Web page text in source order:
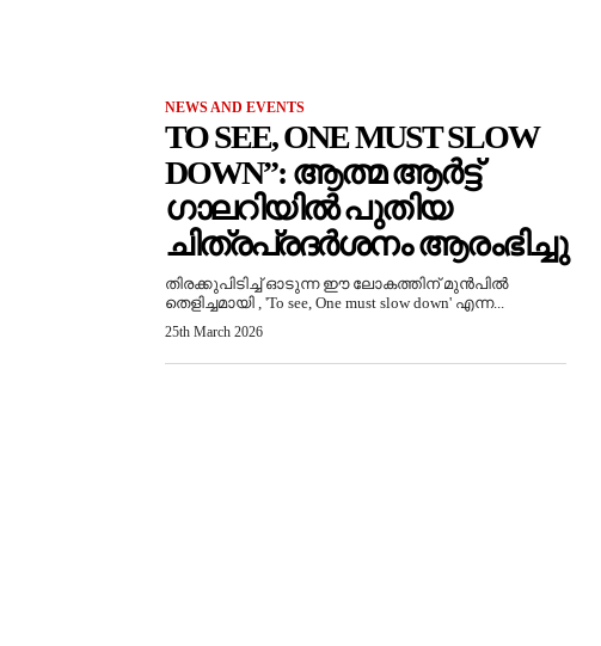
NEWS AND EVENTS
TO SEE, ONE MUST SLOW
DOWN”: ആത്മ ആർട്ട്
ഗാലറിയിൽ പുതിയ
ചിത്രപ്രദർശനം ആരംഭിച്ചു
തിരക്കുപിടിച്ച് ഓടുന്ന ഈ ലോകത്തിന് മുൻപിൽ
തെളിച്ചമായി , 'To see, One must slow down' എന്ന...
25th March 2026